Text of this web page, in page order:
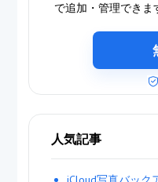
で追加・管理できま
人気記事